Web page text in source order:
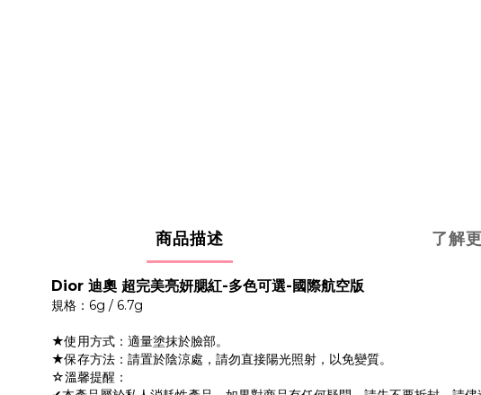
商品描述 了解
Dior 迪奧 超完美亮妍腮紅-多色可選-國際航空版
規格：6g / 6.7g
★使用方式：適量塗抹於臉部。
★保存方法：請置於陰涼處，請勿直接陽光照射，以免變質。
☆溫馨提醒：